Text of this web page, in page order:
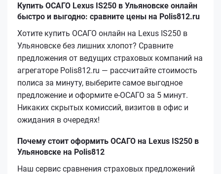
Купить ОСАГО Lexus IS250 в Ульяновске онлайн
быстро и выгодно: сравните цены на Polis812.ru
Хотите купить ОСАГО онлайн на Lexus IS250 в
Ульяновске без лишних хлопот? Сравните
предложения от ведущих страховых компаний на
агрегаторе Polis812.ru — рассчитайте стоимость
полиса за минуту, выберите самое выгодное
предложение и оформите е‑ОСАГО за 5 минут.
Никаких скрытых комиссий, визитов в офис и
ожидания в очередях!
Почему стоит оформить ОСАГО на Lexus IS250 в
Ульяновске на Polis812
Наш сервис сравнения страховых предложений